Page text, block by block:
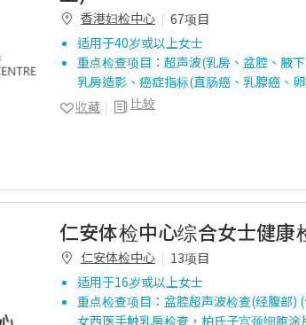
香港妇检中心
67项目
适用于40岁或以上女士
重点检查项目：超声波(乳房、盆腔、腋
乳房造影、癌症指标(直肠癌、乳腺癌、
比较
收藏
仁安体检中心综合女士健康
仁安体检中心
13项目
适用于16岁或以上女士
重点检查项目：盆腔超声波检查(经腹部)
女西医手触乳房检查，柏氏子宫颈细胞涂